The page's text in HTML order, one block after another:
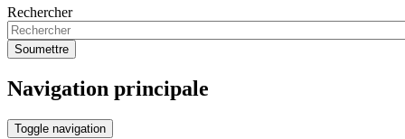
Rechercher
Soumettre
Navigation principale
Toggle navigation